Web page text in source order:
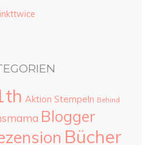
Aktion Stempeln Behind
Blogger
Bücher